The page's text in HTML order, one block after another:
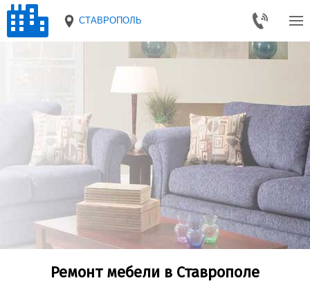
СТАВРОПОЛЬ
Ремонт мебели в Ставрополе